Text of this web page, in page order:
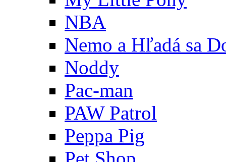
NBA
Nemo a Hľadá sa
Noddy
Pac-man
PAW Patrol
Peppa Pig